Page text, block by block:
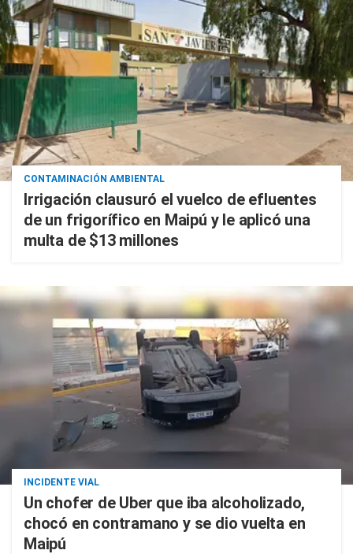
CONTAMINACIÓN AMBIENTAL
Irrigación clausuró el vuelco de efluentes
de un frigorífico en Maipú y le aplicó una
multa de $13 millones
INCIDENTE VIAL
Un chofer de Uber que iba alcoholizado,
chocó en contramano y se dio vuelta en
Maipú